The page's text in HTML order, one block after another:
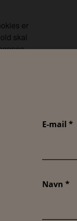
er
skal
Du kan til
ved